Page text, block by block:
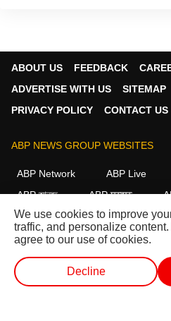
ABOUT US FEEDBACK
ADVERTISE WITH US
SITEMAP
PRIVACY POLICY
CONTACT US
ABP NEWS GROUP WEBSITES
ABP Network ABP Live
ABP আনন্দ
ABP माझा
ABP Ganga
ABP ਸਾਂਝਾ
FOLLOW US
We use cookies to improve
traffic, and personalize
agree to our use of cookies.
Decline